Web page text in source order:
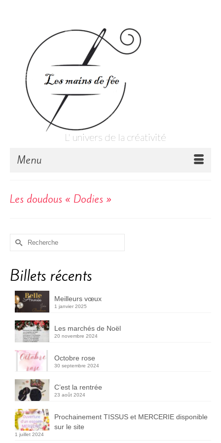
L' univers de la créativité
Menu
Les doudous « Dodies »
Rechercher :
Billets récents
Meilleurs vœux
1 janvier 2025
Les marchés de Noël
20 novembre 2024
Octobre rose
30 septembre 2024
C’est la rentrée
23 août 2024
Prochainement TISSUS et MERCERIE disponible
sur le site
1 juillet 2024